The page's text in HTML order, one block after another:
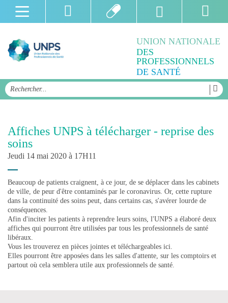
UNION NATIONALE
DES
PROFESSIONNELS
DE SANTÉ
Affiches UNPS à télécharger - reprise des
soins
Jeudi 14 mai 2020 à 17H11
Beaucoup de patients craignent, à ce jour, de se déplacer dans les cabinets
de ville, de peur d'être contaminés par le coronavirus. Or, cette rupture
dans la continuité des soins peut, dans certains cas, s'avérer lourde de
conséquences.
Afin d'inciter les patients à reprendre leurs soins, l'UNPS a élaboré deux
affiches qui pourront être utilisées par tous les professionnels de santé
libéraux.
Vous les trouverez en pièces jointes et téléchargeables ici.
Elles pourront être apposées dans les salles d'attente, sur les comptoirs et
partout où cela semblera utile aux professionnels de santé.